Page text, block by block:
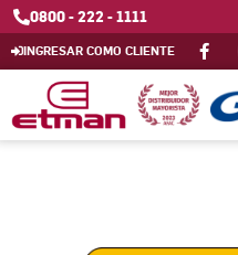
0800 - 222 - 1111
INGRESAR COMO CLIENTE